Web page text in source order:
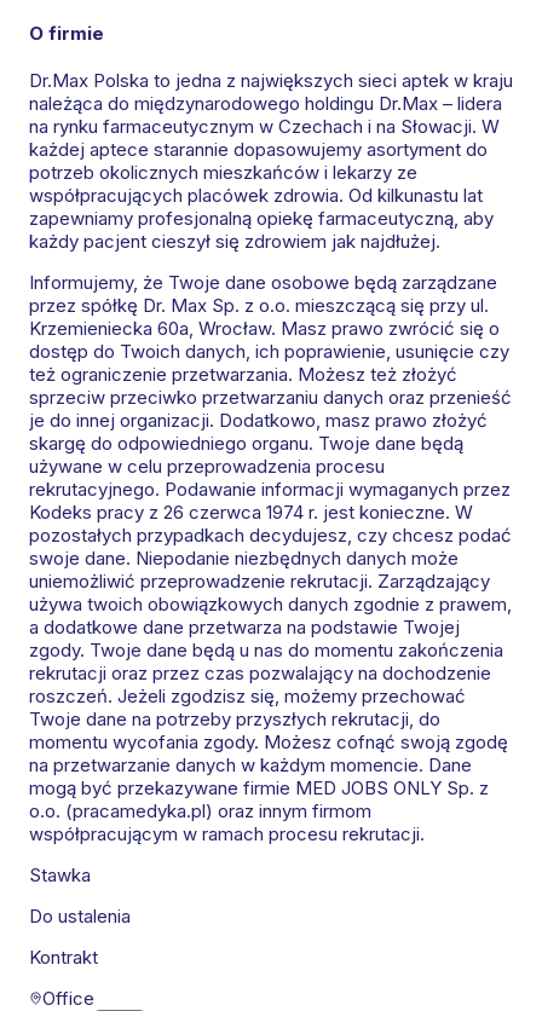
O firmie
Dr.Max Polska to jedna z największych sieci aptek w kraju
należąca do międzynarodowego holdingu Dr.Max – lidera
na rynku farmaceutycznym w Czechach i na Słowacji. W
każdej aptece starannie dopasowujemy asortyment do
potrzeb okolicznych mieszkańców i lekarzy ze
współpracujących placówek zdrowia. Od kilkunastu lat
zapewniamy profesjonalną opiekę farmaceutyczną, aby
każdy pacjent cieszył się zdrowiem jak najdłużej.
Informujemy, że Twoje dane osobowe będą zarządzane
przez spółkę Dr. Max Sp. z o.o. mieszczącą się przy ul.
Krzemieniecka 60a, Wrocław. Masz prawo zwrócić się o
dostęp do Twoich danych, ich poprawienie, usunięcie czy
też ograniczenie przetwarzania. Możesz też złożyć
sprzeciw przeciwko przetwarzaniu danych oraz przenieść
je do innej organizacji. Dodatkowo, masz prawo złożyć
skargę do odpowiedniego organu. Twoje dane będą
używane w celu przeprowadzenia procesu
rekrutacyjnego. Podawanie informacji wymaganych przez
Kodeks pracy z 26 czerwca 1974 r. jest konieczne. W
pozostałych przypadkach decydujesz, czy chcesz podać
swoje dane. Niepodanie niezbędnych danych może
uniemożliwić przeprowadzenie rekrutacji. Zarządzający
używa twoich obowiązkowych danych zgodnie z prawem,
a dodatkowe dane przetwarza na podstawie Twojej
zgody. Twoje dane będą u nas do momentu zakończenia
rekrutacji oraz przez czas pozwalający na dochodzenie
roszczeń. Jeżeli zgodzisz się, możemy przechować
Twoje dane na potrzeby przyszłych rekrutacji, do
momentu wycofania zgody. Możesz cofnąć swoją zgodę
na przetwarzanie danych w każdym momencie. Dane
mogą być przekazywane firmie MED JOBS ONLY Sp. z
o.o. (pracamedyka.pl) oraz innym firmom
współpracującym w ramach procesu rekrutacji.
Stawka
Do ustalenia
Kontrakt
Office